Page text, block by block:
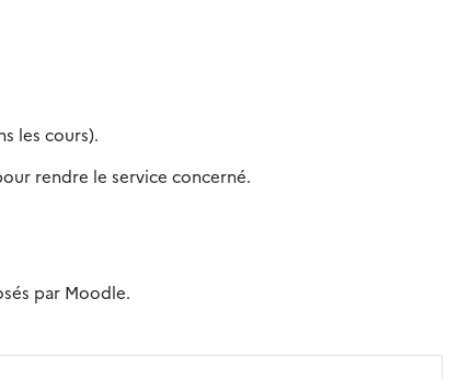
les cours).
rendre le service concerné.
par Moodle.